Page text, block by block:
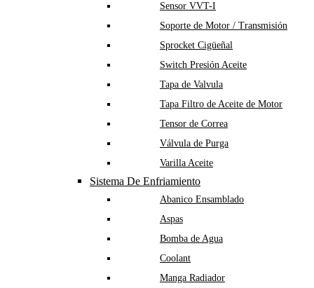
Sensor VVT-I
Soporte de Motor / Transmisión
Sprocket Cigüeñal
Switch Presión Aceite
Tapa de Valvula
Tapa Filtro de Aceite de Motor
Tensor de Correa
Válvula de Purga
Varilla Aceite
Sistema De Enfriamiento
Abanico Ensamblado
Aspas
Bomba de Agua
Coolant
Manga Radiador